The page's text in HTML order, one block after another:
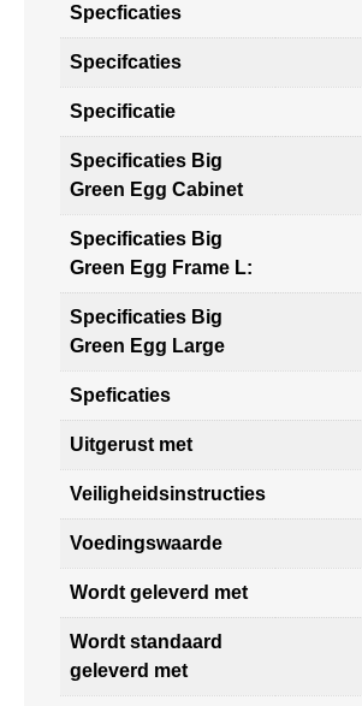
Specficaties
Specifcaties
Specificatie
Specificaties Big
Green Egg Cabinet
Specificaties Big
Green Egg Frame L:
Specificaties Big
Green Egg Large
Speficaties
Uitgerust met
Veiligheidsinstructies
Voedingswaarde
Wordt geleverd met
Wordt standaard
geleverd met